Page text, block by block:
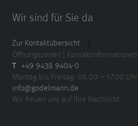
Wir sind für Sie da
Zur Kontaktübersicht
Öffnungszeiten | Kontaktinformationen
T +49 9438 9404-0
Montag bis Freitag: 08.00 – 17.00 Uhr
info@godelmann.de
Wir freuen uns auf Ihre Nachricht